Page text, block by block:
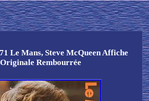
Le Mans, Steve McQueen Affiche
Originale Rembourrée